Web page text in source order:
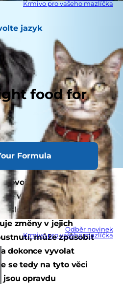
Krmivo pro vašeho mazlíčka
jazyk
food for
Formula
Odběr novinek
Krmivo pro vašeho mazlíčka
hovoří o kastraci koček a
věci dělají páníčkům
že kastrace
změny v jejich
může způsobit
dokonce vyvolat
se tedy na tyto věci
jsou opravdu